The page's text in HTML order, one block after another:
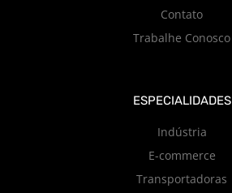
Contato
Trabalhe Conosco
ESPECIALIDADES
Indústria
E-commerce
Transportadoras